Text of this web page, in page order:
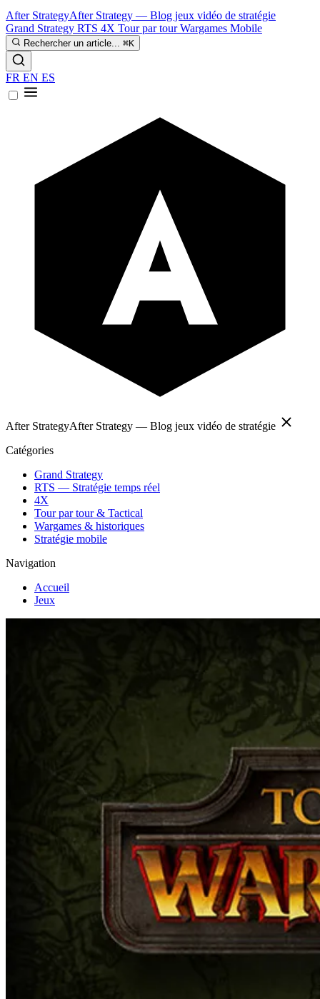
After StrategyAfter Strategy — Blog jeux vidéo de stratégie
Grand Strategy RTS 4X Tour par tourWargames Mobile
Rechercher un article... ⌘K
FR EN ES
After StrategyAfter Strategy — Blog jeux vidéo de stratégie
Catégories
Grand Strategy
RTS — Stratégie temps réel
4X
Tour par tour & Tactical
Wargames & historiques
Stratégie mobile
Navigation
Accueil
Jeux